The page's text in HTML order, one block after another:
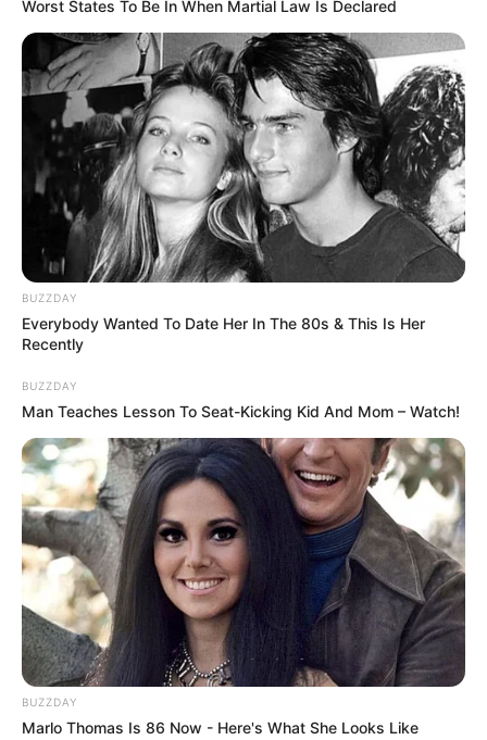
Worst States To Be In When Martial Law Is Declared
BUZZDAY
Everybody Wanted To Date Her In The 80s & This Is Her
Recently
BUZZDAY
Man Teaches Lesson To Seat-Kicking Kid And Mom – Watch!
BUZZDAY
Marlo Thomas Is 86 Now - Here's What She Looks Like